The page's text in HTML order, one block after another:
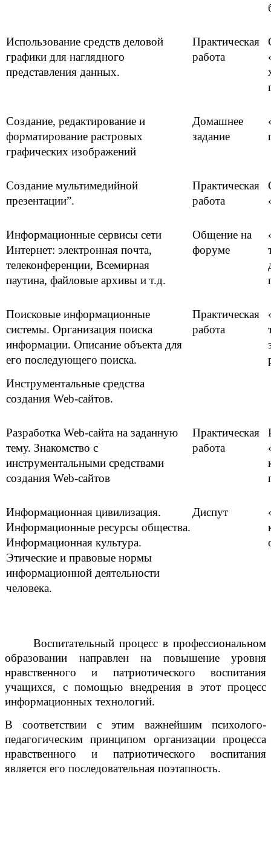
Использование средств деловой
графики для наглядного
представления данных.
Практическая
работа
Создание, редактирование и
форматирование растровых
графических изображений
Домашнее
задание
Создание мультимедийной
презентации”.
Практическая
работа
Информационные сервисы сети
Интернет: электронная почта,
телеконференции, Всемирная
паутина, файловые архивы и т.д.
Общение на
форуме
Поисковые информационные
системы. Организация поиска
информации. Описание объекта для
его последующего поиска.
Инструментальные средства
создания Web-сайтов.
Практическая
работа
Разработка Web-сайта на заданную
тему. Знакомство с
инструментальными средствами
создания Web-сайтов
Практическая
работа
Информационная цивилизация.
Информационные ресурсы общества.
Информационная культура.
Этические и правовые нормы
информационной деятельности
человека.
Диспут
Воспитательный процесс в профессиональном
образовании направлен на повышение уровня
нравственного и патриотического воспитания
учащихся, с помощью внедрения в этот процесс
информационных технологий.
В соответствии с этим важнейшим психолого-
педагогическим принципом организации процесса
нравственного и патриотического воспитания
является его последовательная поэтапность.